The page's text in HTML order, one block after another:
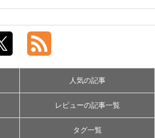
人気の記事
レビューの記事一覧
タグ一覧